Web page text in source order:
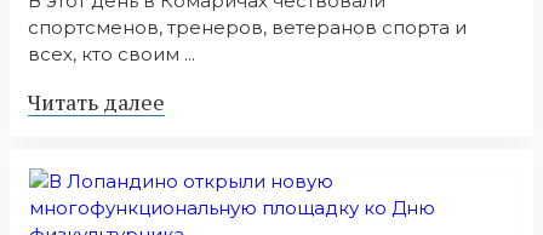
спортсменов, тренеров, ветеранов спорта и
всех, кто своим ...
Читать далее